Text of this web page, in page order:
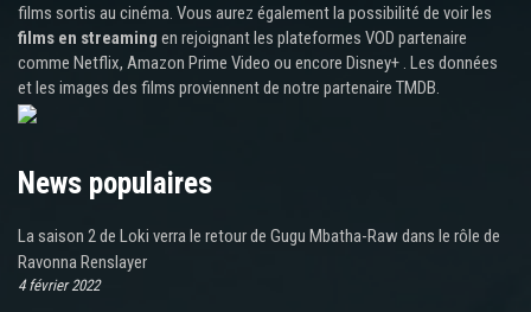
films sortis au cinéma. Vous aurez également la possibilité de voir les
films en streaming en rejoignant les plateformes VOD partenaire
comme Netflix, Amazon Prime Video ou encore Disney+ . Les données
et les images des films proviennent de notre partenaire TMDB.
News populaires
La saison 2 de Loki verra le retour de Gugu Mbatha-Raw dans le rôle de
Ravonna Renslayer
4 février 2022